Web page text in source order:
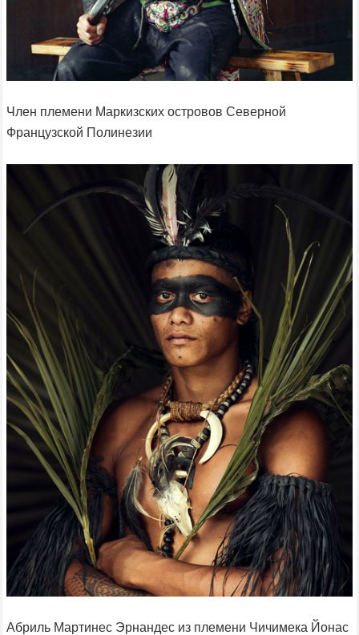
Член племени Маркизских островов Северной
Французской Полинезии
Абриль Мартинес Эрнандес из племени Чичимека Йонас